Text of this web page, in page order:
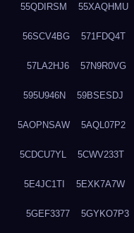
55QDIRSM 55XAQHMU
56SCV4BG 571FDQ4T
57LA2HJ6 57N9R0VG
595U946N 59BSESDJ
5AOPNSAW 5AQL07P2
5CDCU7YL 5CWV233T
5E4JC1TI 5EXK7A7W
5GEF3377 5GYKO7P3